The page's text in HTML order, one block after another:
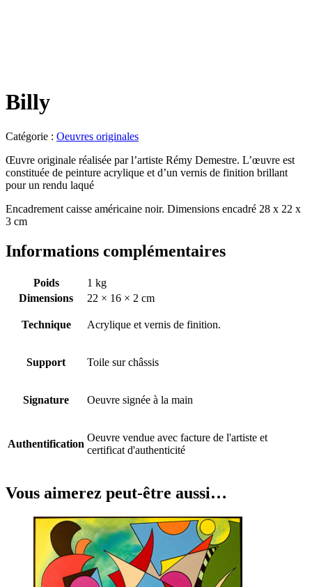
Billy
Catégorie : Oeuvres originales
Œuvre originale réalisée par l’artiste Rémy Demestre. L’œuvre est
constituée de peinture acrylique et d’un vernis de finition brillant
pour un rendu laqué
Encadrement caisse américaine noir. Dimensions encadré 28 x 22 x
3 cm
Informations complémentaires
Poids
1 kg
Dimensions
22 × 16 × 2 cm
Technique Acrylique et vernis de finition.
Support Toile sur châssis
Signature Oeuvre signée à la main
Authentification
Oeuvre vendue avec facture de l'artiste et
certificat d'authenticité
Vous aimerez peut-être aussi…